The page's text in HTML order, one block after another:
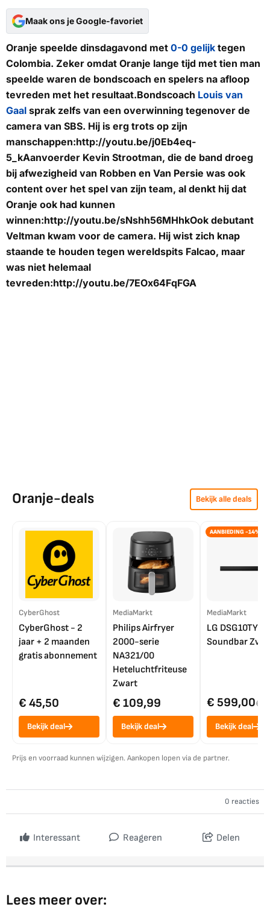
Maak ons je Google-favoriet
Oranje speelde dinsdagavond met 0-0 gelijk tegen
Colombia. Zeker omdat Oranje lange tijd met tien man
speelde waren de bondscoach en spelers na afloop
tevreden met het resultaat.Bondscoach Louis van
Gaal sprak zelfs van een overwinning tegenover de
camera van SBS. Hij is erg trots op zijn
manschappen:http://youtu.be/j0Eb4eq-
5_kAanvoerder Kevin Strootman, die de band droeg
bij afwezigheid van Robben en Van Persie was ook
content over het spel van zijn team, al denkt hij dat
Oranje ook had kunnen
winnen:http://youtu.be/sNshh56MHhkOok debutant
Veltman kwam voor de camera. Hij wist zich knap
staande te houden tegen wereldspits Falcao, maar
was niet helemaal
tevreden:http://youtu.be/7EOx64FqFGA
Oranje-deals Bekijk alle deals
CyberGhost
CyberGhost - 2
jaar + 2 maanden
gratis abonnement
€ 45,50
Bekijk deal
MediaMarkt
Philips Airfryer
2000-serie
NA321/00
Heteluchtfriteuse
Zwart
€ 109,99
Bekijk deal
AANBIEDING -14%
MediaMarkt
LG DSG10TY
Soundbar
€ 599,00€
Bekijk deal
Prijs en voorraad kunnen wijzigen. Aankopen lopen via de partner.
0 reacties
Interessant Reageren Delen
Lees meer over: